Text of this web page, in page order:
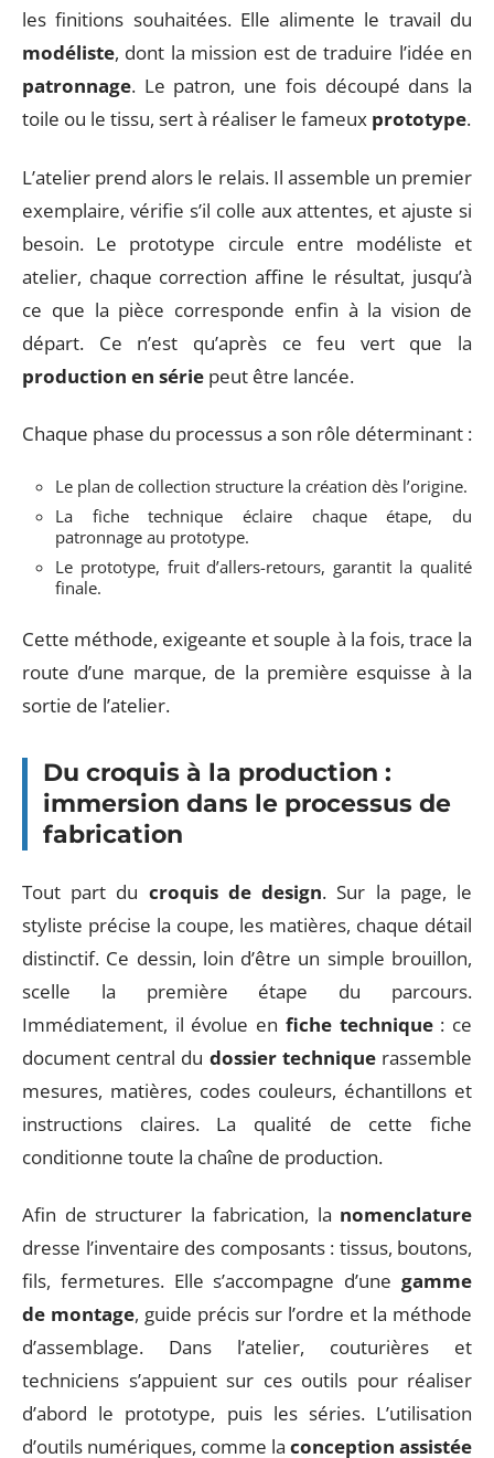
les finitions souhaitées. Elle alimente le travail du
modéliste, dont la mission est de traduire l’idée en
patronnage. Le patron, une fois découpé dans la
toile ou le tissu, sert à réaliser le fameux prototype.
L’atelier prend alors le relais. Il assemble un premier
exemplaire, vérifie s’il colle aux attentes, et ajuste si
besoin. Le prototype circule entre modéliste et
atelier, chaque correction affine le résultat, jusqu’à
ce que la pièce corresponde enfin à la vision de
départ. Ce n’est qu’après ce feu vert que la
production en série peut être lancée.
Chaque phase du processus a son rôle déterminant :
Le plan de collection structure la création dès l’origine.
La fiche technique éclaire chaque étape, du
patronnage au prototype.
Le prototype, fruit d’allers-retours, garantit la qualité
finale.
Cette méthode, exigeante et souple à la fois, trace la
route d’une marque, de la première esquisse à la
sortie de l’atelier.
Du croquis à la production :
immersion dans le processus de
fabrication
Tout part du croquis de design. Sur la page, le
styliste précise la coupe, les matières, chaque détail
distinctif. Ce dessin, loin d’être un simple brouillon,
scelle la première étape du parcours.
Immédiatement, il évolue en fiche technique: ce
document central du dossier techniquerassemble
mesures, matières, codes couleurs, échantillons et
instructions claires. La qualité de cette fiche
conditionne toute la chaîne de production.
Afin de structurer la fabrication, la nomenclature
dresse l’inventaire des composants : tissus, boutons,
fils, fermetures. Elle s’accompagne d’une gamme
de montage, guide précis sur l’ordre et la méthode
d’assemblage. Dans l’atelier, couturières et
techniciens s’appuient sur ces outils pour réaliser
d’abord le prototype, puis les séries. L’utilisation
d’outils numériques, comme la conception assistée